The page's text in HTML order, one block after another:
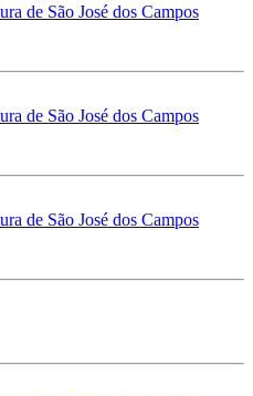
de São José dos Campos
de São José dos Campos
de São José dos Campos